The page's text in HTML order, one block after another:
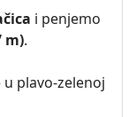
i penjemo
m).
plavo-zelenoj